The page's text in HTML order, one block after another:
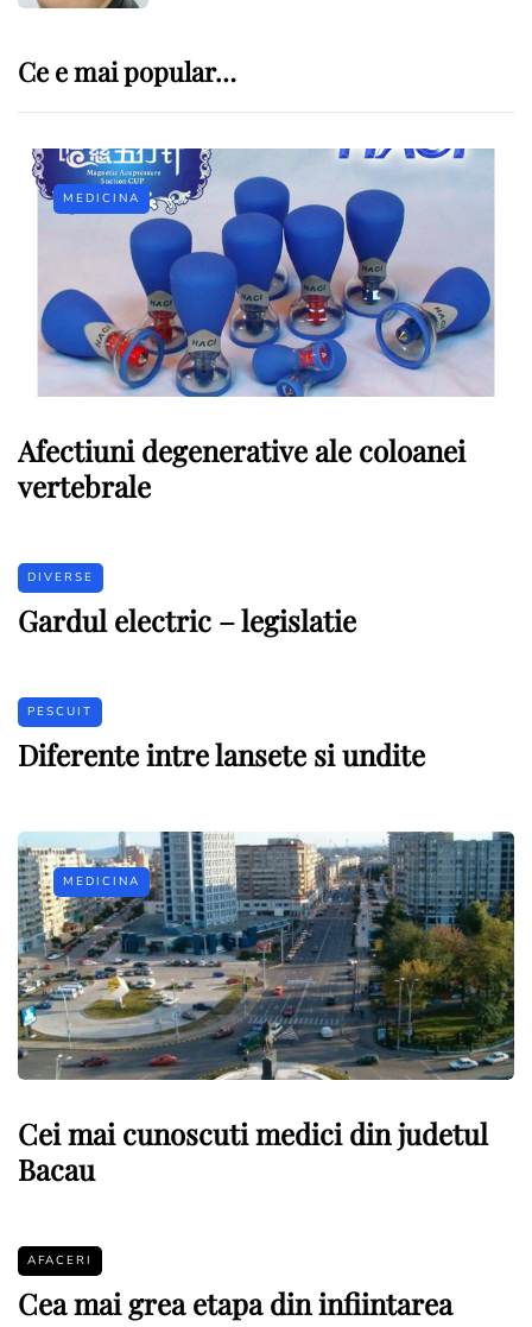
Ce e mai popular…
MEDICINA
Afectiuni degenerative ale coloanei
vertebrale
DIVERSE
Gardul electric – legislatie
PESCUIT
Diferente intre lansete si undite
MEDICINA
Cei mai cunoscuti medici din judetul
Bacau
AFACERI
Cea mai grea etapa din infiintarea